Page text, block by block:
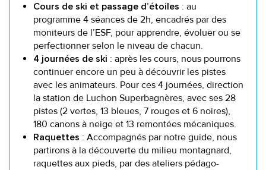
Cours de ski et passage d’étoiles : au
programme 4 séances de 2h, encadrés par des
moniteurs de l’ESF, pour apprendre, évoluer ou se
perfectionner selon le niveau de chacun.
4 journées de ski : après les cours, nous pourrons
continuer encore un peu à découvrir les pistes
avec les animateurs. Pour ces 4 journées, direction
la station de Luchon Superbagnères, avec ses 28
pistes (2 vertes, 13 bleues, 7 rouges et 6 noires),
180 canons à neige et 13 remontées mécaniques.
Raquettes : Accompagnés par notre guide, nous
partirons à la découverte du milieu montagnard,
raquettes aux pieds, par des ateliers pédago-